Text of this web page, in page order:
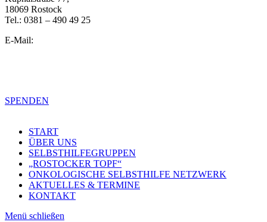
18069 Rostock
Tel.: 0381 – 490 49 25
E-Mail:
SPENDEN
START
ÜBER UNS
SELBSTHILFEGRUPPEN
„ROSTOCKER TOPF“
ONKOLOGISCHE SELBSTHILFE NETZWERK
AKTUELLES & TERMINE
KONTAKT
Menü schließen